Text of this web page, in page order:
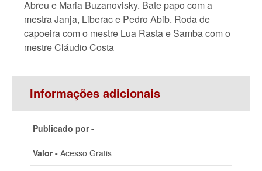
Abreu e Maria Buzanovisky. Bate papo com a
mestra Janja, Liberac e Pedro Abib. Roda de
capoeira com o mestre Lua Rasta e Samba com o
mestre Cláudio Costa
Informações adicionais
Publicado por -
Valor - Acesso Gratis